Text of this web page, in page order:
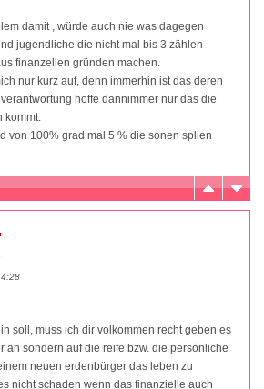
damit , würde auch nie was dagegen
jugendliche die nicht mal bis 3 zählen
finanzellen gründen machen.
nur kurz auf, denn immerhin ist das deren
hoffe dannimmer nur das die
kommt.
von 100% grad mal 5 % die sonen splien
soll, muss ich dir volkommen recht geben es
an sondern auf die reife bzw. die persönliche
neuen erdenbürger das leben zu
nicht schaden wenn das finanzielle auch